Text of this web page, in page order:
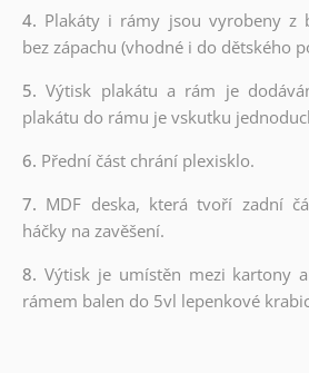
4. Plakáty i rámy jsou vyrobeny z
bez zápachu (vhodné i do dětského
5.Výtisk plakátu a rám je
plakátu do rámu je vskutku
6. Přední část chrání plexisklo.
7. MDF deska, která tvoří zadní
háčky na zavěšení.
8. Výtisk je umístěn mezi kartony
rámem balen do 5vl lepenkové